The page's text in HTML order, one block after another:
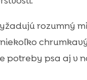
rozumný
potreby psa aj v